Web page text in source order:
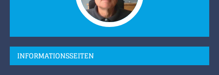
INFORMATIONSSEITEN